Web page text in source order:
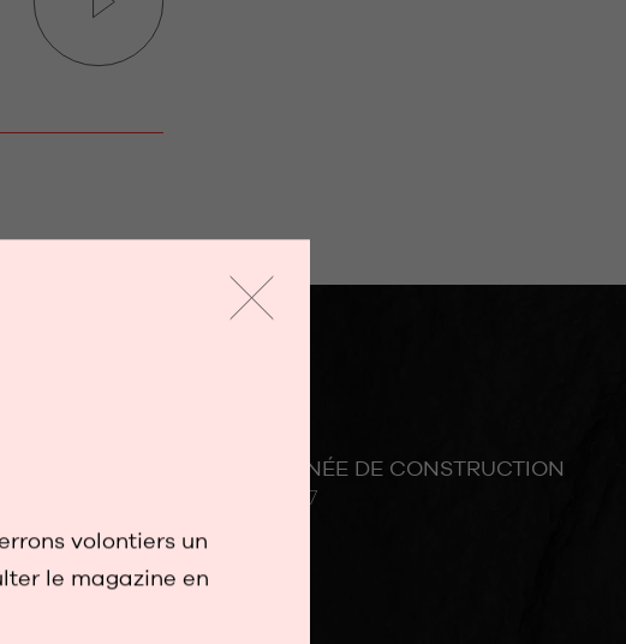
ANNÉE DE CONSTRUCTION
1787
CHAMBRES
volontiers un
le magazine en